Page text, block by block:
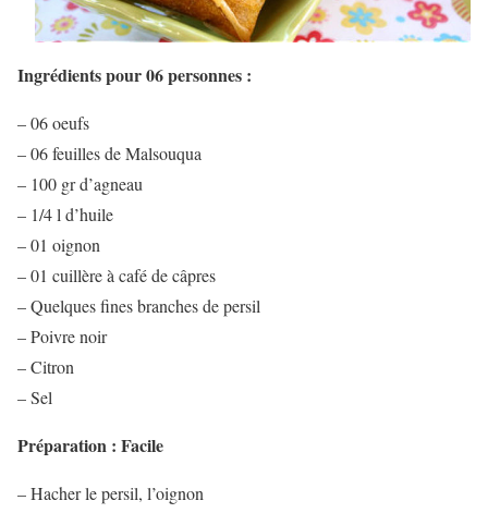
Ingrédients pour 06 personnes :
– 06 oeufs
– 06 feuilles de Malsouqua
– 100 gr d’agneau
– 1/4 l d’huile
– 01 oignon
– 01 cuillère à café de câpres
– Quelques fines branches de persil
– Poivre noir
– Citron
– Sel
Préparation : Facile
– Hacher le persil, l’oignon